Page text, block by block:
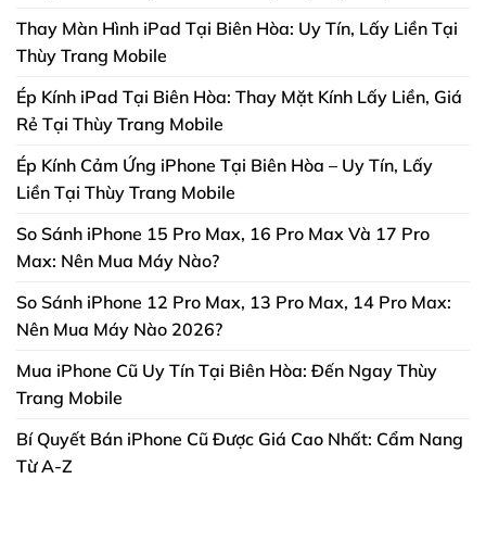
Thay Màn Hình iPad Tại Biên Hòa: Uy Tín, Lấy Liền Tại
Thùy Trang Mobile
Ép Kính iPad Tại Biên Hòa: Thay Mặt Kính Lấy Liền, Giá
Rẻ Tại Thùy Trang Mobile
Ép Kính Cảm Ứng iPhone Tại Biên Hòa – Uy Tín, Lấy
Liền Tại Thùy Trang Mobile
So Sánh iPhone 15 Pro Max, 16 Pro Max Và 17 Pro
Max: Nên Mua Máy Nào?
So Sánh iPhone 12 Pro Max, 13 Pro Max, 14 Pro Max:
Nên Mua Máy Nào 2026?
Mua iPhone Cũ Uy Tín Tại Biên Hòa: Đến Ngay Thùy
Trang Mobile
Bí Quyết Bán iPhone Cũ Được Giá Cao Nhất: Cẩm Nang
Từ A-Z